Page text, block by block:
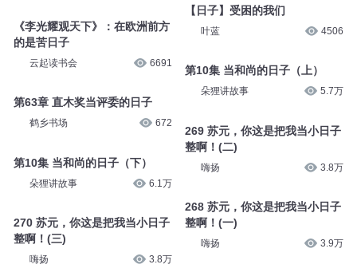
《李光耀观天下》：在欧洲前方
的是苦日子
云起读书会 6691
第63章 直木奖当评委的日子
鹤乡书场 672
第10集 当和尚的日子（下）
朵狸讲故事 6.1万
270 苏元，你这是把我当小日子
整啊！(三)
嗨扬 3.8万
【日子】受困的我们
叶蓝 4506
第10集 当和尚的日子（上）
朵狸讲故事 5.7万
269 苏元，你这是把我当小日子
整啊！(二)
嗨扬 3.8万
268 苏元，你这是把我当小日子
整啊！(一)
嗨扬 3.9万